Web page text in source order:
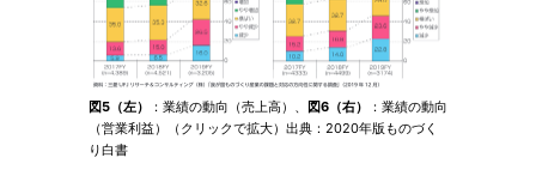
図5（左） ：業績の動向（売上高）、 図6（右）
：業績の動向
（営業利益）（クリックで拡大）出典：2020年版ものづく
り白書